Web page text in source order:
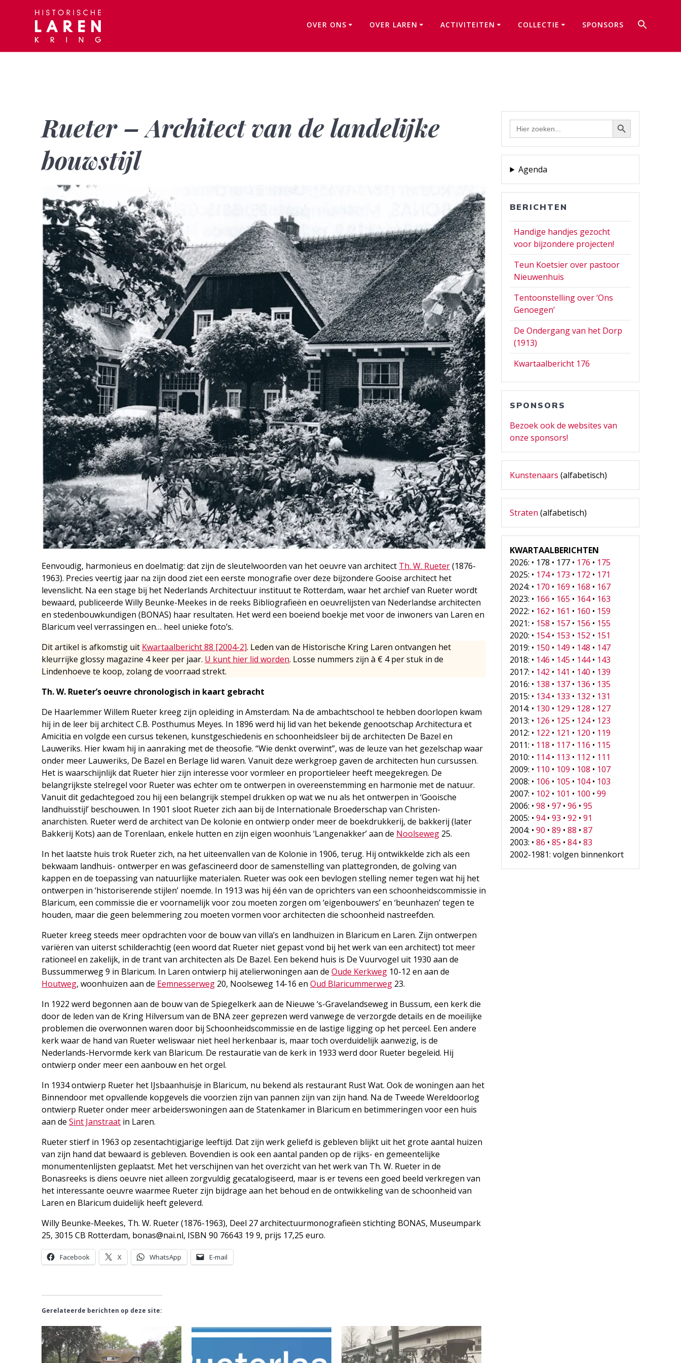
OVER ONS OVER LAREN ACTIVITEITEN COLLECTIE SPONSORS
Rueter – Architect van de landelijke
bouwstijl
Eenvoudig, harmonieus en doelmatig: dat zijn de sleutelwoorden van het oeuvre van architect Th. W. Rueter(1876-
1963). Precies veertig jaar na zijn dood ziet een eerste monografie over deze bijzondere Gooise architect het
levenslicht. Na een stage bij het Nederlands Architectuur instituut te Rotterdam, waar het archief van Rueter wordt
bewaard, publiceerde Willy Beunke-Meekes in de reeks Bibliografieën en oeuvrelijsten van Nederlandse architecten
en stedenbouwkundigen (BONAS) haar resultaten. Het werd een boeiend boekje met voor de inwoners van Laren en
Blaricum veel verrassingen en… heel unieke foto’s.
Dit artikel is afkomstig uit Kwartaalbericht 88 [2004-2]. Leden van de Historische Kring Laren ontvangen het
kleurrijke glossy magazine 4 keer per jaar. U kunt hier lid worden. Losse nummers zijn à € 4 per stuk in de
Lindenhoeve te koop, zolang de voorraad strekt.
Th. W. Rueter’s oeuvre chronologisch in kaart gebracht
De Haarlemmer Willem Rueter kreeg zijn opleiding in Amsterdam. Na de ambachtschool te hebben doorlopen kwam
hij in de leer bij architect C.B. Posthumus Meyes. In 1896 werd hij lid van het bekende genootschap Architectura et
Amicitia en volgde een cursus tekenen, kunstgeschiedenis en schoonheidsleer bij de architecten De Bazel en
Lauweriks. Hier kwam hij in aanraking met de theosofie. “Wie denkt overwint”, was de leuze van het gezelschap waar
onder meer Lauweriks, De Bazel en Berlage lid waren. Vanuit deze werkgroep gaven de architecten hun cursussen.
Het is waarschijnlijk dat Rueter hier zijn interesse voor vormleer en proportieleer heeft meegekregen. De
belangrijkste stelregel voor Rueter was echter om te ontwerpen in overeenstemming en harmonie met de natuur.
Vanuit dit gedachtegoed zou hij een belangrijk stempel drukken op wat we nu als het ontwerpen in ‘Gooische
landhuisstijl’ beschouwen. In 1901 sloot Rueter zich aan bij de Internationale Broederschap van Christen-
anarchisten. Rueter werd de architect van De kolonie en ontwierp onder meer de boekdrukkerij, de bakkerij (later
Bakkerij Kots) aan de Torenlaan, enkele hutten en zijn eigen woonhuis ‘Langenakker’ aan de Noolseweg 25.
In het laatste huis trok Rueter zich, na het uiteenvallen van de Kolonie in 1906, terug. Hij ontwikkelde zich als een
bekwaam landhuis- ontwerper en was gefascineerd door de samenstelling van plattegronden, de golving van
kappen en de toepassing van natuurlijke materialen. Rueter was ook een bevlogen stelling nemer tegen wat hij het
ontwerpen in ‘historiserende stijlen’ noemde. In 1913 was hij één van de oprichters van een schoonheidscommissie in
Blaricum, een commissie die er voornamelijk voor zou moeten zorgen om ‘eigenbouwers’ en ‘beunhazen’ tegen te
houden, maar die geen belemmering zou moeten vormen voor architecten die schoonheid nastreefden.
Rueter kreeg steeds meer opdrachten voor de bouw van villa’s en landhuizen in Blaricum en Laren. Zijn ontwerpen
variëren van uiterst schilderachtig (een woord dat Rueter niet gepast vond bij het werk van een architect) tot meer
rationeel en zakelijk, in de trant van architecten als De Bazel. Een bekend huis is De Vuurvogel uit 1930 aan de
Bussummerweg 9 in Blaricum. In Laren ontwierp hij atelierwoningen aan deOude Kerkweg 10-12 en aan de
Houtweg, woonhuizen aan de Eemnesserweg 20, Noolseweg 14-16 enOud Blaricummerweg 23.
In 1922 werd begonnen aan de bouw van de Spiegelkerk aan de Nieuwe ‘s-Gravelandseweg in Bussum, een kerk die
door de leden van de Kring Hilversum van de BNA zeer geprezen werd vanwege de verzorgde details en de moeilijke
problemen die overwonnen waren door bij Schoonheidscommissie en de lastige ligging op het perceel. Een andere
kerk waar de hand van Rueter weliswaar niet heel herkenbaar is, maar toch overduidelijk aanwezig, is de
Nederlands-Hervormde kerk van Blaricum. De restauratie van de kerk in 1933 werd door Rueter begeleid. Hij
ontwierp onder meer een aanbouw en het orgel.
In 1934 ontwierp Rueter het IJsbaanhuisje in Blaricum, nu bekend als restaurant Rust Wat. Ook de woningen aan het
Binnendoor met opvallende kopgevels die voorzien zijn van pannen zijn van zijn hand. Na de Tweede Wereldoorlog
ontwierp Rueter onder meer arbeiderswoningen aan de Statenkamer in Blaricum en betimmeringen voor een huis
aan deSint Janstraat in Laren.
Rueter stierf in 1963 op zesentachtigjarige leeftijd. Dat zijn werk geliefd is gebleven blijkt uit het grote aantal huizen
van zijn hand dat bewaard is gebleven. Bovendien is ook een aantal panden op de rijks- en gemeentelijke
monumentenlijsten geplaatst. Met het verschijnen van het overzicht van het werk van Th. W. Rueter in de
Bonasreeks is diens oeuvre niet alleen zorgvuldig gecatalogiseerd, maar is er tevens een goed beeld verkregen van
het interessante oeuvre waarmee Rueter zijn bijdrage aan het behoud en de ontwikkeling van de schoonheid van
Laren en Blaricum duidelijk heeft geleverd.
Willy Beunke-Meekes, Th. W. Rueter (1876-1963), Deel 27 architectuurmonografieën stichting BONAS, Museumpark
25, 3015 CB Rotterdam, bonas@nai.nl, ISBN 90 76643 19 9, prijs 17,25 euro.
Facebook X WhatsApp E-mail
Gerelateerde berichten op deze site:
Zoek
naar:
Zoekknop
Agenda
BERICHTEN
Handige handjes gezocht
voor bijzondere projecten!
Teun Koetsier over pastoor
Nieuwenhuis
Tentoonstelling over ‘Ons
Genoegen’
De Ondergang van het Dorp
(1913)
Kwartaalbericht 176
SPONSORS
Bezoek ook de websites van
onze sponsors!
Kunstenaars (alfabetisch)
Straten (alfabetisch)
KWARTAALBERICHTEN
2026: • 178 • 177 • 176 • 175
2025: • 174• 173 • 172 • 171
2024: • 170 • 169 • 168 • 167
2023: • 166 • 165 • 164• 163
2022: • 162 • 161 • 160 • 159
2021: • 158 • 157 • 156 • 155
2020: • 154• 153 • 152 • 151
2019: • 150 • 149 • 148 • 147
2018: • 146 • 145 • 144• 143
2017: • 142 • 141 • 140 • 139
2016: • 138 • 137 • 136 • 135
2015: • 134• 133 • 132 • 131
2014: • 130 • 129 • 128 • 127
2013: • 126 • 125 • 124• 123
2012: • 122 • 121 • 120 • 119
2011: • 118 • 117 • 116 • 115
2010: • 114• 113 • 112 • 111
2009: • 110 • 109 • 108 • 107
2008: • 106 • 105 • 104• 103
2007: • 102 • 101 • 100 •99
2006: •98 •97 •96 •95
2005: •94•93 •92 •91
2004: •90 •89 •88 •87
2003: •86 •85 •84•83
2002-1981: volgen binnenkort